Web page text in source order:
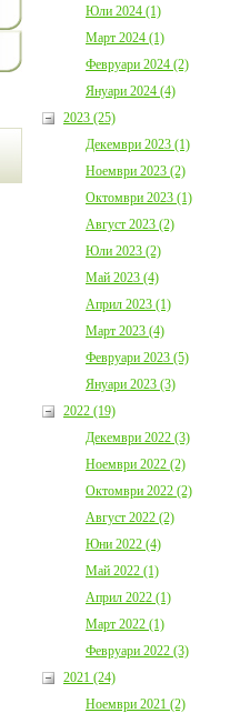
Юли 2024 (1)
Март 2024 (1)
Февруари 2024 (2)
Януари 2024 (4)
2023 (25)
Декември 2023 (1)
Ноември 2023 (2)
Октомври 2023 (1)
Август 2023 (2)
Юли 2023 (2)
Май 2023 (4)
Април 2023 (1)
Март 2023 (4)
Февруари 2023 (5)
Януари 2023 (3)
2022 (19)
Декември 2022 (3)
Ноември 2022 (2)
Октомври 2022 (2)
Август 2022 (2)
Юни 2022 (4)
Май 2022 (1)
Април 2022 (1)
Март 2022 (1)
Февруари 2022 (3)
2021 (24)
Ноември 2021 (2)